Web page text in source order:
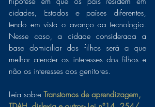
cidades, Estados e países diferentes,
tendo em vista o avanço da tecnologia.
Nesse caso, a cidade considerada a
base domiciliar dos filhos será a que
melhor atender os interesses dos filhos e
não os interesses dos genitores.
Leia sobre Transtornos de aprendizagem,